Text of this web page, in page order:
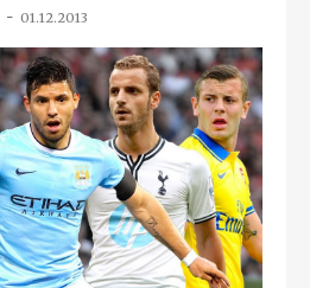
- 01.12.2013